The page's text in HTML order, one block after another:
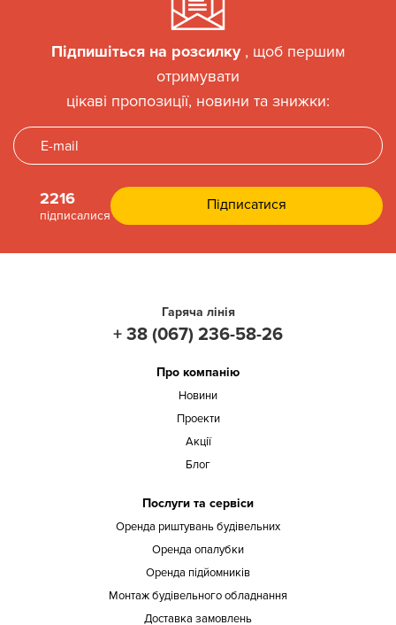
Підпишіться на розсилку , щоб першим
отримувати
цікаві пропозиції, новини та знижки:
2216
підписалися
Гаряча лінія
+ 38 (067) 236-58-26
Про компанію
Новини
Проекти
Акції
Блог
Послуги та сервіси
Оренда риштувань будівельних
Оренда опалубки
Оренда підйомників
Монтаж будівельного обладнання
Доставка замовлень